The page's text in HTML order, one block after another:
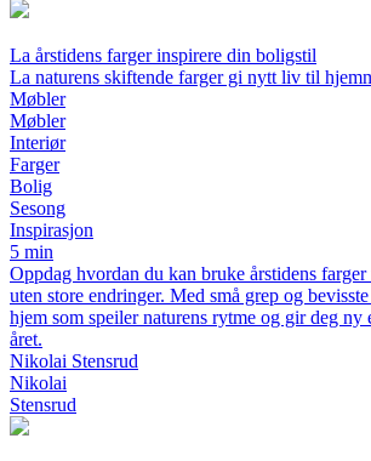
La årstidens farger inspirere din boligstil
La naturens skiftende farger gi nytt liv til
Møbler
Møbler
Interiør
Farger
Bolig
Sesong
Inspirasjon
5 min
Oppdag hvordan du kan bruke årstidens
uten store endringer. Med små grep og
hjem som speiler naturens rytme og gir deg ny
året.
Nikolai Stensrud
Nikolai
Stensrud